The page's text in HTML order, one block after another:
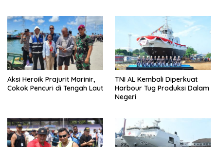
Aksi Heroik Prajurit Marinir,
Cokok Pencuri di Tengah Laut
TNI AL Kembali Diperkuat
Harbour Tug Produksi Dalam
Negeri